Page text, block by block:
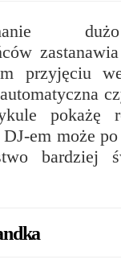
przyjęciu
pokażę
em może
bardziej